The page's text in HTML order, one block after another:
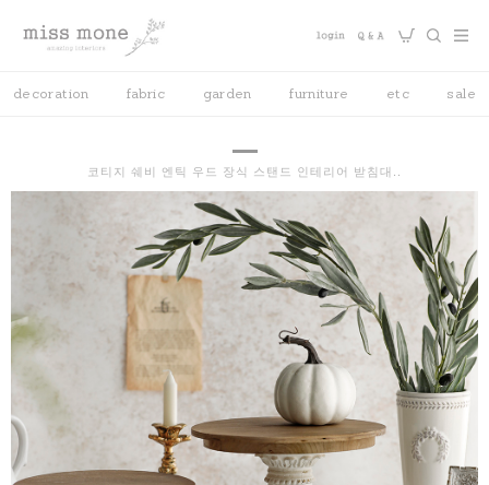
decoration fabric garden furniture etc sale
코티지 쉐비 엔틱 우드 장식 스탠드 인테리어 받침대..